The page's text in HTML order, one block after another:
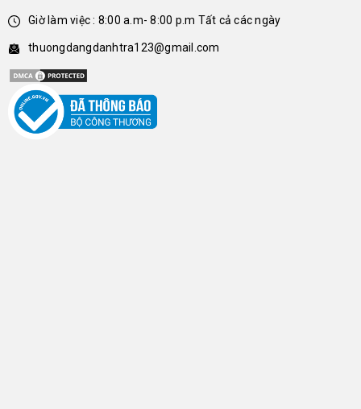
Giờ làm việc : 8:00 a.m- 8:00 p.m Tất cả các ngày
thuongdangdanhtra123@gmail.com